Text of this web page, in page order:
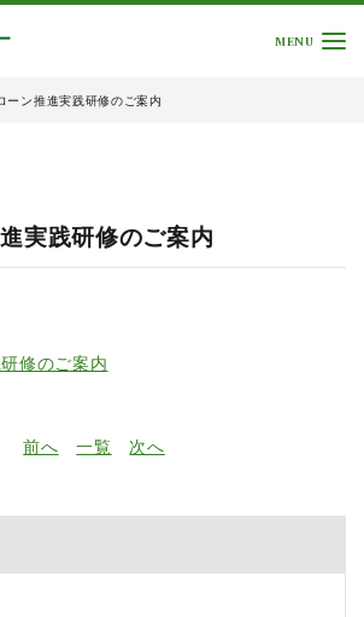
MENU
ーン推進実践研修のご案内
実践研修のご案内
修のご案内
前へ 一覧 次へ